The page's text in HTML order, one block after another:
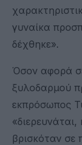
γυναίκα
δέχθηκε».
Όσον αφορά
ξυλοδαρμού
εκπρόσωπος
βρισκόταν σε